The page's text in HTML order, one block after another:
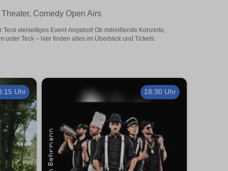
Comedy Open Airs
vielseitiges Event-Angebot! Ob mitreißende Konzerte,
Teck – hier finden alles im Überblick und Tickets.
Uhr 18:30 Uhr